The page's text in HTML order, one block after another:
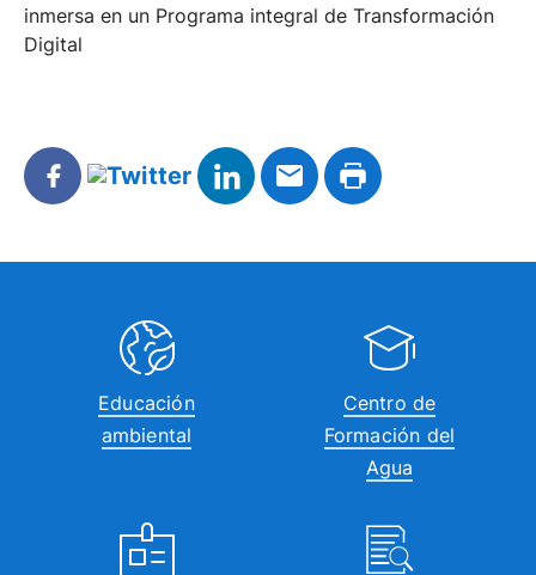
inmersa en un Programa integral de Transformación
Digital
Educación
ambiental
Centro de
Formación del
Agua